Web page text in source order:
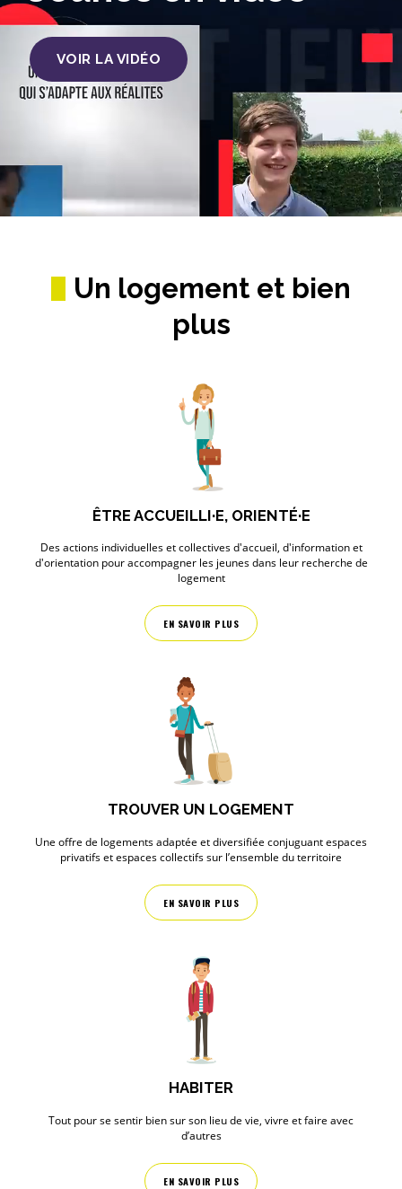
VOIR LA VIDÉO
Un logement et bien
plus
ÊTRE ACCUEILLI·E, ORIENTÉ·E
Des actions individuelles et collectives d'accueil, d'information et
d'orientation pour accompagner les jeunes dans leur recherche de
logement
EN SAVOIR PLUS
TROUVER UN LOGEMENT
Une offre de logements adaptée et diversifiée conjuguant espaces
privatifs et espaces collectifs sur l’ensemble du territoire
EN SAVOIR PLUS
HABITER
Tout pour se sentir bien sur son lieu de vie, vivre et faire avec
d’autres
EN SAVOIR PLUS